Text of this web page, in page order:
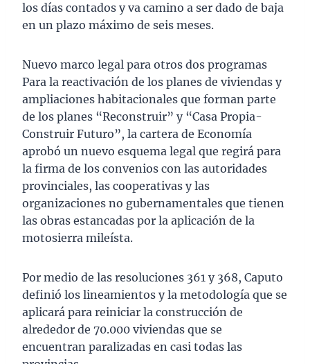
los días contados y va camino a ser dado de baja
en un plazo máximo de seis meses.
Nuevo marco legal para otros dos programas
Para la reactivación de los planes de viviendas y
ampliaciones habitacionales que forman parte
de los planes “Reconstruir” y “Casa Propia-
Construir Futuro”, la cartera de Economía
aprobó un nuevo esquema legal que regirá para
la firma de los convenios con las autoridades
provinciales, las cooperativas y las
organizaciones no gubernamentales que tienen
las obras estancadas por la aplicación de la
motosierra mileísta.
Por medio de las resoluciones 361 y 368, Caputo
definió los lineamientos y la metodología que se
aplicará para reiniciar la construcción de
alrededor de 70.000 viviendas que se
encuentran paralizadas en casi todas las